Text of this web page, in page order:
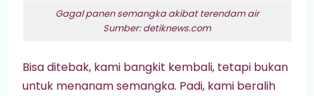
Gagal panen semangka akibat terendam air
Sumber: detiknews.com
Bisa ditebak, kami bangkit kembali, tetapi bukan
untuk menanam semangka. Padi, kami beralih